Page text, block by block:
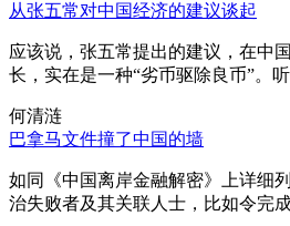
从张五常对中国经济的建议谈起
应该说，张五常提出的建议，在中
长，实在是一种“劣币驱除良币”。
何清涟
巴拿马文件撞了中国的墙
如同《中国离岸金融解密》上详细
治失败者及其关联人士，比如令完